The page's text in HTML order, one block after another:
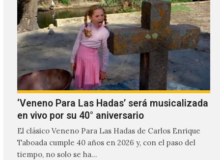
‘Veneno Para Las Hadas’ será musicalizada
en vivo por su 40° aniversario
El clásico Veneno Para Las Hadas de Carlos Enrique
Taboada cumple 40 años en 2026 y, con el paso del
tiempo, no solo se ha…